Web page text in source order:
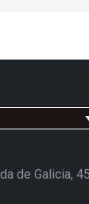
de Galicia,